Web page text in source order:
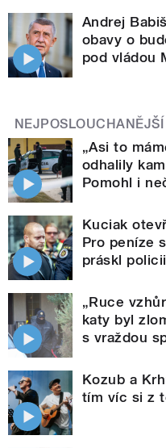
Andrej
obavy o
pod vládou
NEJPOSLOUCHANĚJŠÍ
„Asi to
odhalily
Pomohl i
Kuciak
Pro peníze
práskl policii
„Ruce
katy byl
s vraždou
Kozub a
tím víc si z